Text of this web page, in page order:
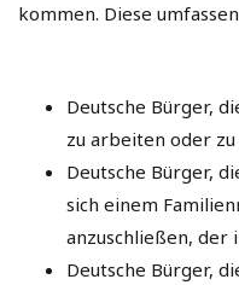
kommen. Diese
Deutsche Bürger,
zu arbeiten oder
Deutsche Bürger,
sich einem
anzuschließen, der
Deutsche Bürger,